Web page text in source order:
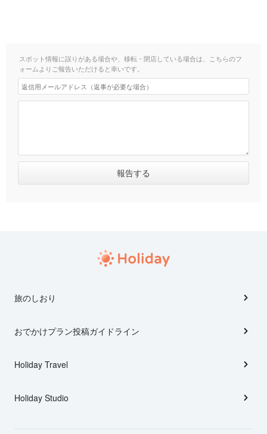
スポット情報に誤りがある場合や、移転・閉店している場合は、こちらのフ
ォームよりご報告いただけると幸いです。
旅のしおり
おでかけプラン投稿ガイドライン
Holiday Travel
Holiday Studio